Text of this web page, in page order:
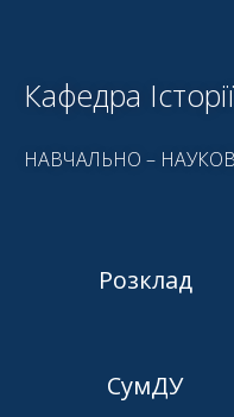
Кафедра Історії
НАВЧАЛЬНО –
Розклад
СумДУ